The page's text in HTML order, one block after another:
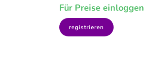
Für Preise einloggen
registrieren